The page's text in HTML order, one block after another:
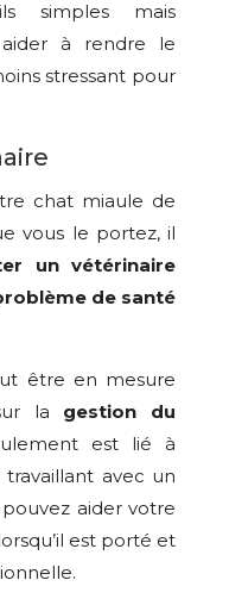
simples mais
à rendre le
stressant pour
chat miaule de
vous le portez, il
un vétérinaire
de santé
être en mesure
la gestion du
est lié à
avec un
aider votre
est porté et